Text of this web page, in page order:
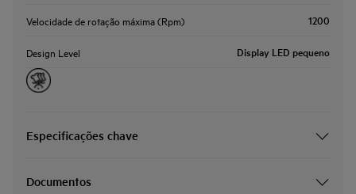
Velocidade de rotação máxima (Rpm) 1200
Design Level Display LED pequeno
Especificações chave
Documentos